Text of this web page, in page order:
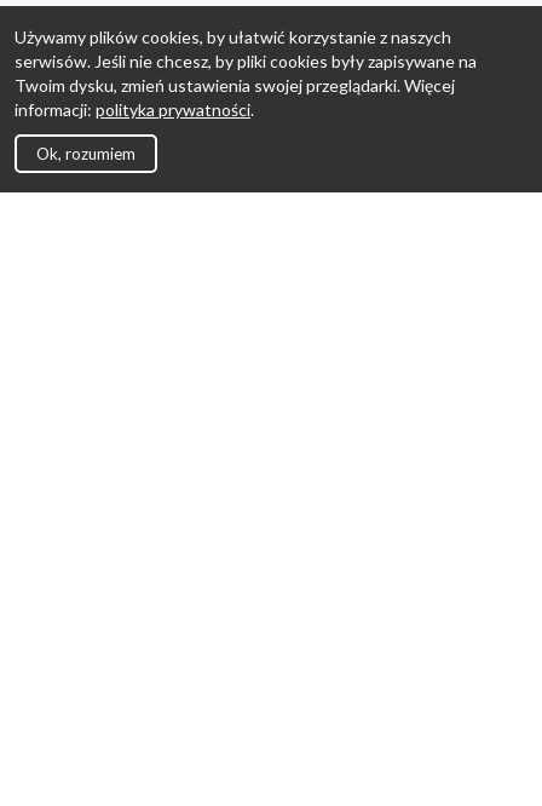
Używamy plików cookies, by ułatwić korzystanie z naszych
serwisów. Jeśli nie chcesz, by pliki cookies były zapisywane na
Twoim dysku, zmień ustawienia swojej przeglądarki. Więcej
informacji: polityka prywatności.
Ok, rozumiem